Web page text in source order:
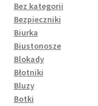
Bez kategorii
Bezpieczniki
Biurka
Biustonosze
Blokady
Błotniki
Bluzy
Botki